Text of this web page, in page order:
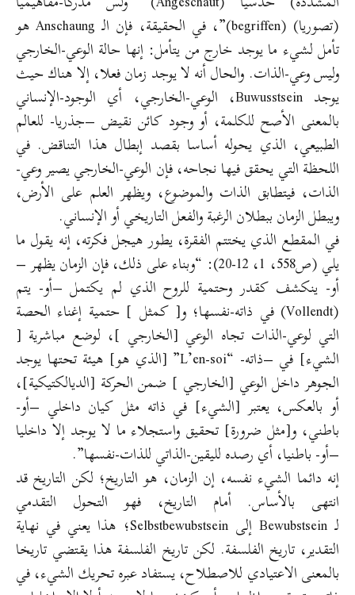
(تصوريا) (begriffen)”، في الحقيقة، فإن الـ Anschaung هو
تأمل لشيء ما يوجد خارج من يتأمل: إنها حالة الوعي-الخارجي
وليس وعي-الذات. والحال أنه لا يوجد زمان فعلا، إلا هناك حيث
يوجد Buwusstsein، الوعي-الخارجي، أي الوجود-الإنساني
بالمعنى الأصح للكلمة، أو وجود كائن نقيض –جذريا- للعالم
الطبيعي، الذي يحوله أساسا بقصد إبطال هذا التناقض. في
اللحظة التي يحقق فيها نجاحه، فإن الوعي-الخارجي يصير وعي-
الذات، فيتطابق الذات والموضوع، ويظهر العلم على الأرض،
ويبطل الزمان ببطلان الرغبة والفعل التاريخي أو الإنساني.
في المقطع الذي يختتم الفقرة، يطور هيجل فكرته، إنه يقول ما
يلي (ص558، 1، 12-20): “وبناء على ذلك، فإن الزمان يظهر –
أو- ينكشف كقدر وحتمية للروح الذي لم يكتمل –أو- يتم
(Vollendt) في ذاته-نفسها؛ و[ كمثل ] حتمية إغناء الحصة
التي لوعي-الذات تجاه الوعي [الخارجي ]، لوضع مباشرية [
الشيء] في –ذاته- “L’en-soi” [الذي هو] هيئة تحتها يوجد
الجوهر داخل الوعي [الخارجي ] ضمن الحركة [الديالكتيكية]،
أو بالعكس، يعتبر [الشيء] في ذاته مثل كيان داخلي –أو-
باطني، و[مثل ضرورة] تحقيق واستجلاء ما لا يوجد إلا داخليا
–أو- باطنيا، أي رصده لليقين-الذاتي للذات-نفسها”.
إنه دائما الشيء نفسه، إن الزمان، هو التاريخ؛ لكن التاريخ قد
انتهى بالأساس. أمام التاريخ، فهو التحول التقدمي
لـ Bewubstsein إلى Selbstbewubstsein؛ هذا يعني في نهاية
التقدير، تاريخ الفلسفة. لكن تاريخ الفلسفة هذا يقتضي تاريخا
بالمعنى الاعتيادي للاصطلاح، يستفاد عبره تحريك الشيء، في